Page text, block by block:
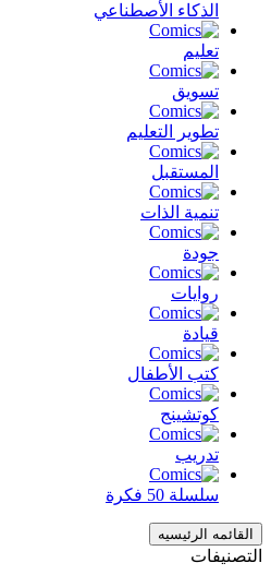
الذكاء الأصطناعي
تعليم
تسويق
تطوير التعليم
المستقبل
تنمية الذات
جودة
روايات
قيادة
كتب الأطفال
كوتشينج
تدريب
سلسلة 50 فكرة
القائمه الرئيسيه
التصنيفات